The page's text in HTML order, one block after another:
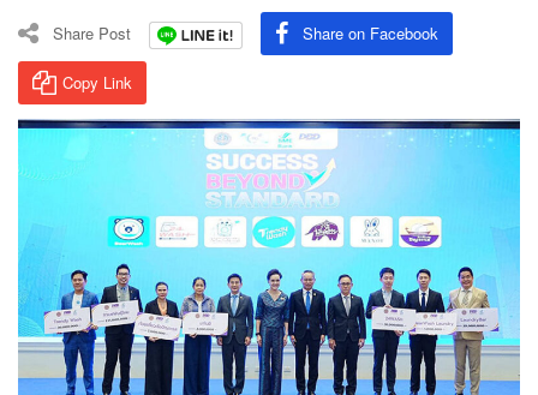
Share Post Share on Facebook
Copy Link